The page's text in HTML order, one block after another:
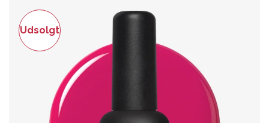
Udsolgt